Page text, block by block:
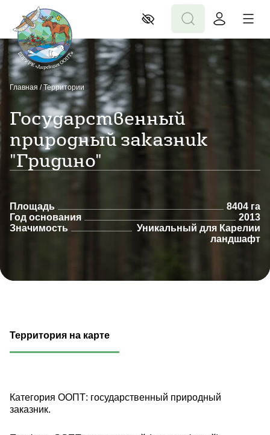
Главная /Территории
Государственный
природный заказник
"Гридино"
Площадь
8404 га
Год основания
2013
Значимость
Уникальный для Карелии
ландшафт
Территория на карте
Категория ООПТ: государственный природный
заказник.